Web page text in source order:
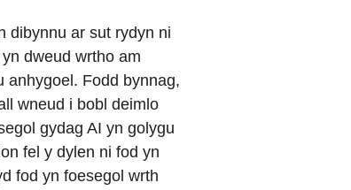
dibynnu ar sut rydyn ni
dweud wrtho am
anhygoel. Fodd bynnag,
wneud i bobl deimlo
gydag AI yn golygu
fel y dylen ni fod yn
fod yn foesegol wrth